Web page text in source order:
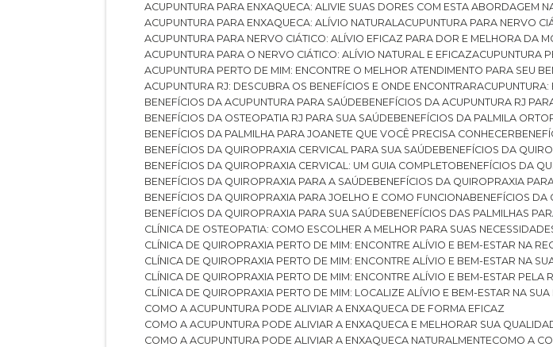
ACUPUNTURA PARA ENXAQUECA: ALIVIE SUAS DORES COM ESTA ABORDAGEM
ACUPUNTURA PARA ENXAQUECA: ALÍVIO NATURAL
ACUPUNTURA PARA NERVO
ACUPUNTURA PARA NERVO CIÁTICO: ALÍVIO EFICAZ PARA DOR E MELHORA DA
ACUPUNTURA PARA O NERVO CIÁTICO: ALÍVIO NATURAL E EFICAZ
ACUPUNTURA
ACUPUNTURA PERTO DE MIM: ENCONTRE O MELHOR ATENDIMENTO PARA SEU
ACUPUNTURA RJ: DESCUBRA OS BENEFÍCIOS E ONDE ENCONTRAR
BENEFÍCIOS DA ACUPUNTURA PARA SAÚDE
BENEFÍCIOS DA ACUPUNTURA RJ
BENEFÍCIOS DA OSTEOPATIA RJ PARA SUA SAÚDE
BENEFÍCIOS DA PALMILA
BENEFÍCIOS DA PALMILHA PARA JOANETE QUE VOCÊ PRECISA CONHECER
BENEFÍCIOS DA QUIROPRAXIA CERVICAL PARA SUA SAÚDE
BENEFÍCIOS DA
BENEFÍCIOS DA QUIROPRAXIA CERVICAL: UM GUIA COMPLETO
BENEFÍCIOS DA
BENEFÍCIOS DA QUIROPRAXIA PARA A SAÚDE
BENEFÍCIOS DA QUIROPRAXIA
BENEFÍCIOS DA QUIROPRAXIA PARA JOELHO E COMO FUNCIONA
BENEFÍCIOS
BENEFÍCIOS DA QUIROPRAXIA PARA SUA SAÚDE
BENEFÍCIOS DAS PALMILHAS
CLÍNICA DE OSTEOPATIA: COMO ESCOLHER A MELHOR PARA SUAS
CLÍNICA DE QUIROPRAXIA PERTO DE MIM: ENCONTRE ALÍVIO E BEM-ESTAR NA
CLÍNICA DE QUIROPRAXIA PERTO DE MIM: ENCONTRE ALÍVIO E BEM-ESTAR NA
CLÍNICA DE QUIROPRAXIA PERTO DE MIM: ENCONTRE ALÍVIO E BEM-ESTAR PELA
CLÍNICA DE QUIROPRAXIA PERTO DE MIM: LOCALIZE ALÍVIO E BEM-ESTAR NA SUA
COMO A ACUPUNTURA PODE ALIVIAR A ENXAQUECA DE FORMA EFICAZ
COMO A ACUPUNTURA PODE ALIVIAR A ENXAQUECA E MELHORAR SUA
COMO A ACUPUNTURA PODE ALIVIAR A ENXAQUECA NATURALMENTE
COMO A